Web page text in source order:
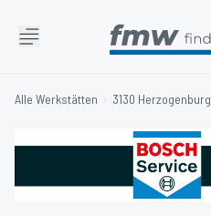
Alle Werkstätten 3130 Herzogenburg